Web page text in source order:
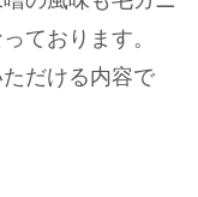
ております。
だける内容で